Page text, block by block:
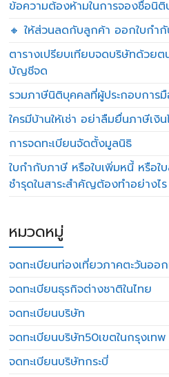
ข้อความต้องห้ามในการจองชื่อนิติ
🔸 ให้ส่วนลดกับลูกค้า ออกใบกำ
ตารางเปรียบเทียบจดบริษัทด้วย
บัญชีจด
รวมภาษีนิติบุคคลที่ผู้ประกอบการมื
ใครมีบ้านให้เช่า อย่าลืมยื่นภาษีเงิ
การจดทะเบียนจัดตั้งมูลนิธิ
ใบกำกับภาษี หรือใบเพิ่มหนี้ หรือ
ชำรุดในสาระสำคัญต้องทำอย่างไร
หมวดหมู่
จดทะเบียนท่องเที่ยวภาคตะวันออ
จดทะเบียนธุรกิจต่างชาติในไทย
จดทะเบียนบริษัท
จดทะเบียนบริษัท50เขตในกรุงเทพ
จดทะเบียนบริษัทกระบี่